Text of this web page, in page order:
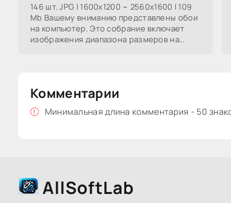
146 шт. JPG | 1600x1200 ~ 2560x1600 | 109
Mb Вашему вниманию представлены обои
на компьютер. Это собрание включает
изображения диапазона размеров на
Комментарии
Минимальная длина комментария - 50
AllSoftLab